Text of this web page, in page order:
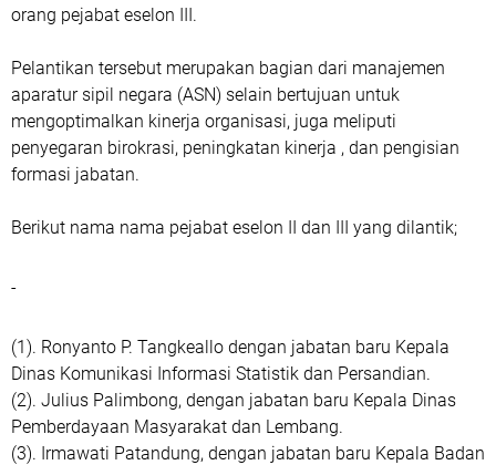
orang pejabat eselon III.
Pelantikan tersebut merupakan bagian dari manajemen
aparatur sipil negara (ASN) selain bertujuan untuk
mengoptimalkan kinerja organisasi, juga meliputi
penyegaran birokrasi, peningkatan kinerja , dan pengisian
formasi jabatan.
Berikut nama nama pejabat eselon II dan III yang dilantik;
-
(1). Ronyanto P. Tangkeallo dengan jabatan baru Kepala
Dinas Komunikasi Informasi Statistik dan Persandian.
(2). Julius Palimbong, dengan jabatan baru Kepala Dinas
Pemberdayaan Masyarakat dan Lembang.
(3). Irmawati Patandung, dengan jabatan baru Kepala Badan